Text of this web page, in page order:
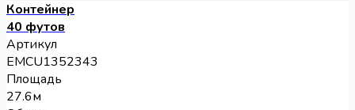
Контейнер
40 футов
Артикул
EMCU1352343
Площадь
27.6м